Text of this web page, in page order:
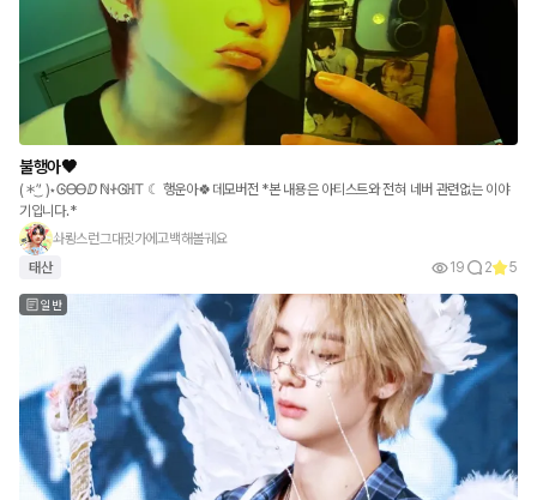
불행아🖤
(＊’͜’ )⋆ᎶᎾᎾⅅ ℕᏐᎶℍᎢ ☾ 행운아🍀데모버전 *본 내용은 아티스트와 전혀 네버 관련없는 이야
기입니다.*
솨뢍스런그대귓가에고백해볼궤요
태산
19 2 5
일반